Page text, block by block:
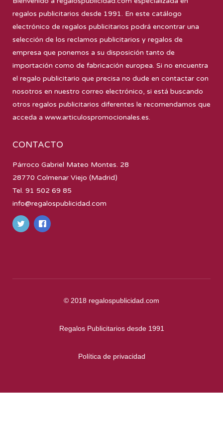
regalos publicitarios desde 1991. En este catálogo
electrónico de regalos publicitarios podrá encontrar una
selección de los reclamos publicitarios y regalos de
empresa que ponemos a su disposición tanto de
importación como de fabricación europea. Si no encuentra
el regalo publicitario que precisa no dude en contactar con
nosotros en nuestro correo electrónico, si está buscando
otros regalos publicitarios diferentes le recomendamos que
acceda a www.articulospromocionales.es.
CONTACTO
Párroco Gabriel Mateo Montes. 28
28770 Colmenar Viejo (Madrid)
Tel. 91 502 69 85
info@regalospublicidad.com
© 2018 regalospublicidad.com
Regalos Publicitarios desde 1991
Política de privacidad